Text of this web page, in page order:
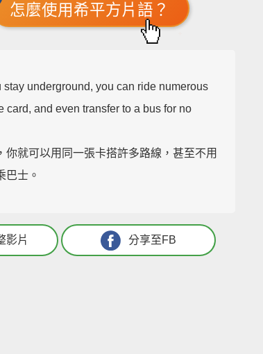
怎麼使用希平方片語？
stay underground, you can ride numerous
card, and even transfer to a bus for no
你就可以用同一張卡搭許多路線，甚至不用
巴士。
影片 分享至FB